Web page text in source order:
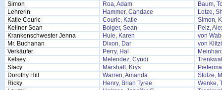
Simon
Roa, Adam
Baum,
Lehrerin
Hammer, Candace
Lotze,
Katie Couric
Couric, Katie
Simon,
Kellner Sean
Bolger, Sean
Pelz,
Krankenschwester Jenna
Huie, Karen
von
Mr. Buchanan
Dixon, Dar
von
Verkäufer
Perry, Hal
Kelsey
Melendez, Cyndi
Stacy
Marshall, Krys
Dorothy Hill
Warren, Amanda
Stolze,
Ricky
Henry, Brian Tyree
Wenke,